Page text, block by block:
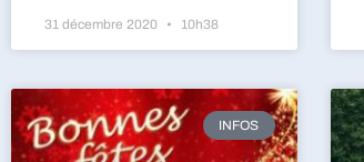
31 décembre 2020 10h38
INFOS